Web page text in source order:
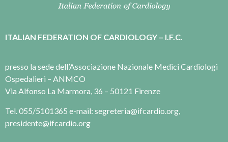
ITALIAN FEDERATION OF CARDIOLOGY – I.F.C.
presso la sede dell’Associazione Nazionale Medici Cardiologi
Ospedalieri – ANMCO
Via Alfonso La Marmora, 36 – 50121 Firenze
Tel. 055/5101365 e-mail: segreteria@ifcardio.org,
presidente@ifcardio.org